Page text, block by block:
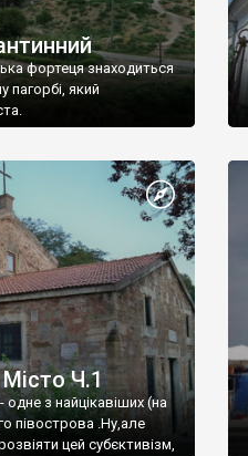
фортеця знаходиться
пагорбі, який
Ч.1
з найцікавіших (на
півострова .Ну,але
цей субєктивізм,